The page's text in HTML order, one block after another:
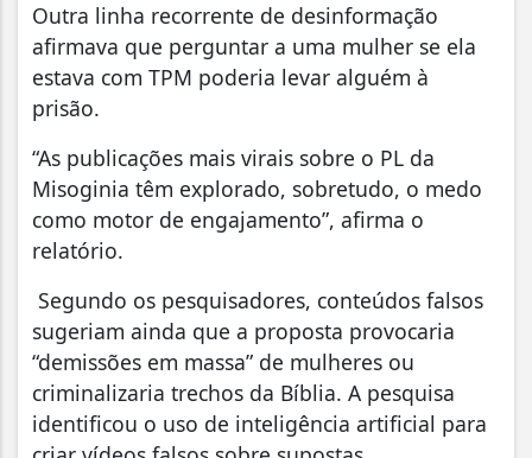
Outra linha recorrente de desinformação
afirmava que perguntar a uma mulher se ela
estava com TPM poderia levar alguém à
prisão.
“As publicações mais virais sobre o PL da
Misoginia têm explorado, sobretudo, o medo
como motor de engajamento”, afirma o
relatório.
Segundo os pesquisadores, conteúdos falsos
sugeriam ainda que a proposta provocaria
“demissões em massa” de mulheres ou
criminalizaria trechos da Bíblia. A pesquisa
identificou o uso de inteligência artificial para